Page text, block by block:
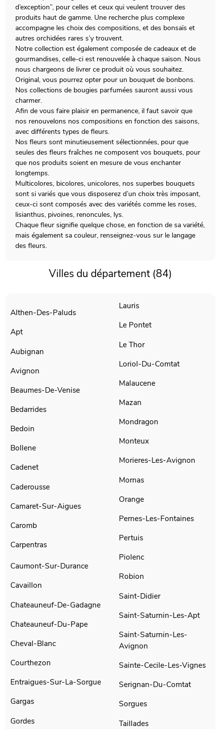
d’exception”, pour celles et ceux qui veulent trouver des
produits haut de gamme. Une recherche plus complexe
accompagne les choix des compositions, et des bonsaïs et
autres orchidées rares s’y trouvent.
Notre collection est également composée de cadeaux et de
gourmandises, celle-ci est renouvelée à chaque saison. Nous
nous chargeons de livrer ce produit où vous souhaitez.
Original, vous pourrez opter pour un bouquet de bonbons.
Nos collections de bougies parfumées sauront aussi vous
charmer.
Afin de vous faire plaisir en permanence, il faut savoir que
nos renouvelons nos compositions en fonction des saisons,
avec différents types de fleurs.
Nos fleurs sont minutieusement sélectionnées, pour que
seules des fleurs fraîches ne composent vos bouquets, pour
que nos produits soient en mesure de vous enchanter
longtemps.
Multicolores, bicolores, unicolores, nos superbes bouquets
sont si variés que vous disposerez d’un choix très imposant,
ceux-ci sont composés avec des variétés comme les roses,
lisianthus, pivoines, renoncules, lys.
Chaque fleur signifie quelque chose, en fonction de sa variété,
mais également sa couleur, renseignez-vous sur le langage
des fleurs.
Villes du département (84)
Althen-Des-Paluds
Apt
Aubignan
Avignon
Beaumes-De-Venise
Bedarrides
Bedoin
Bollene
Cadenet
Caderousse
Camaret-Sur-Aigues
Caromb
Carpentras
Caumont-Sur-Durance
Cavaillon
Chateauneuf-De-Gadagne
Chateauneuf-Du-Pape
Cheval-Blanc
Courthezon
Entraigues-Sur-La-Sorgue
Gargas
Gordes
Lauris
Le Pontet
Le Thor
Loriol-Du-Comtat
Malaucene
Mazan
Mondragon
Monteux
Morieres-Les-Avignon
Mornas
Orange
Pernes-Les-Fontaines
Pertuis
Piolenc
Robion
Saint-Didier
Saint-Saturnin-Les-Apt
Saint-Saturnin-Les-
Avignon
Sainte-Cecile-Les-Vignes
Serignan-Du-Comtat
Sorgues
Taillades